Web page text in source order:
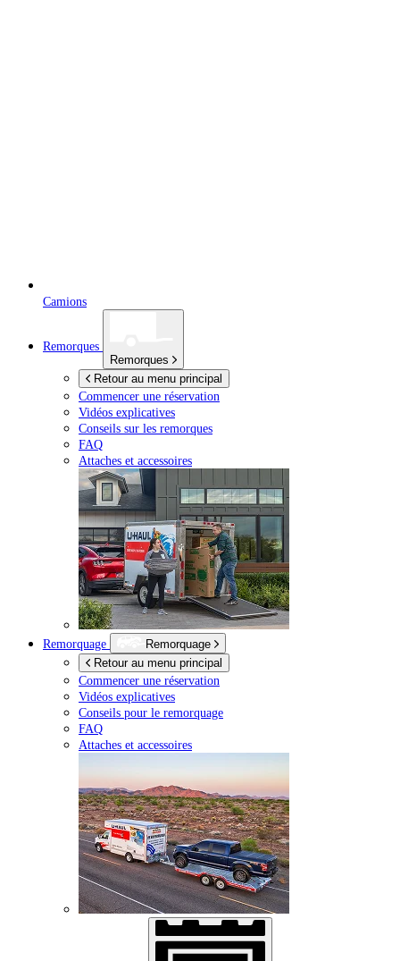
Camions
Remorques
Remorques
Retour au menu principal
Commencer une réservation
Vidéos explicatives
Conseils sur les remorques
FAQ
Attaches et accessoires
Remorquage
Remorquage
Retour au menu principal
Commencer une réservation
Vidéos explicatives
Conseils pour le remorquage
FAQ
Attaches et accessoires